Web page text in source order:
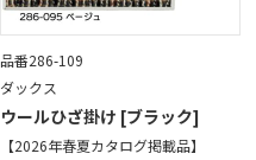
品番286-109
ダックス
ウールひざ掛け [ブラック]
【2026年春夏カタログ掲載品】